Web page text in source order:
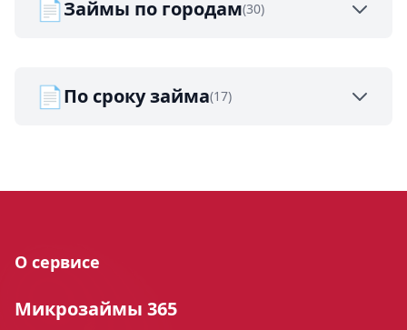
📄Займы по городам(30)
📄По сроку займа(17)
О сервисе
Микрозаймы 365